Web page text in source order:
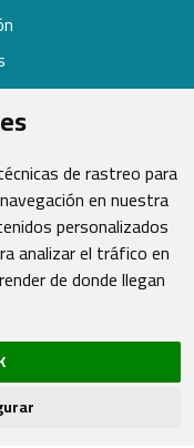
de rastreo para
en nuestra
personalizados
analizar el tráfico en
de donde llegan
S.L. | Todos los